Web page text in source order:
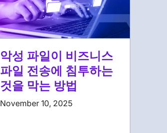
악성 파일이 비즈니스
파일 전송에 침투하는
것을 막는 방법
November 10, 2025